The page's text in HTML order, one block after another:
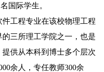
国际学生。
工程专业在该校物理工程
三所理工学院之一，也是
供从本科到博士多个层次
余人，专任教师300余